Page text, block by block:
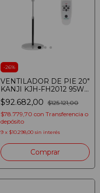
-26%
VENTILADOR DE PIE 20"
KANJI KJH-FH2012 95W
3 VELOCIDADES
CONTROL REMOTO
CROMADO
$92.682,00 $125.121,00
$78.779,70 con Transferencia o
depósito
9 x $10.298,00 sin interés